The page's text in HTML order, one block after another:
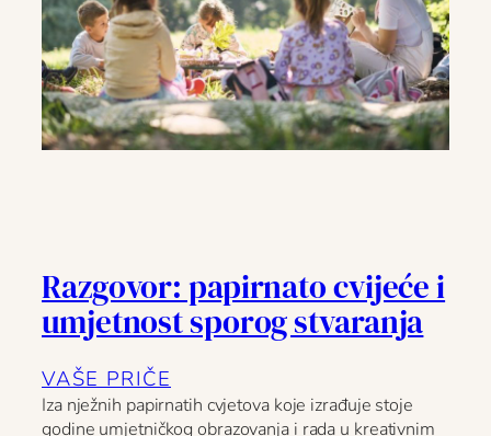
Razgovor: papirnato cvijeće i
umjetnost sporog stvaranja
VAŠE PRIČE
Iza nježnih papirnatih cvjetova koje izrađuje stoje
godine umjetničkog obrazovanja i rada u kreativnim